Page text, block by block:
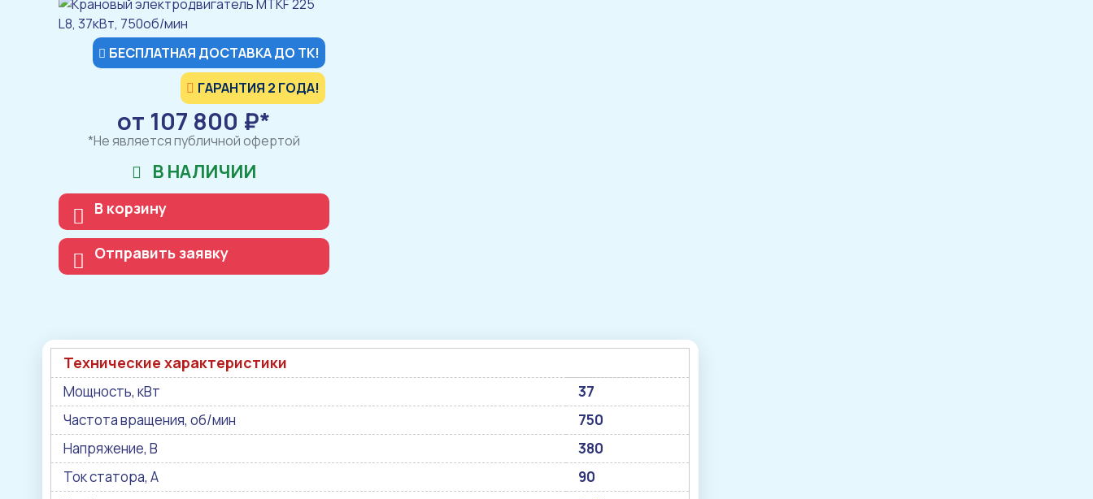
БЕСПЛАТНАЯ ДОСТАВКА ДО ТК!
ГАРАНТИЯ 2 ГОДА!
от 107 800 ₽*
*Не является публичной офертой
В НАЛИЧИИ
В корзину
Отправить заявку
Технические характеристики
Мощность, кВт
37
Частота вращения, об/мин
750
Напряжение, В
380
Ток статора, А
90